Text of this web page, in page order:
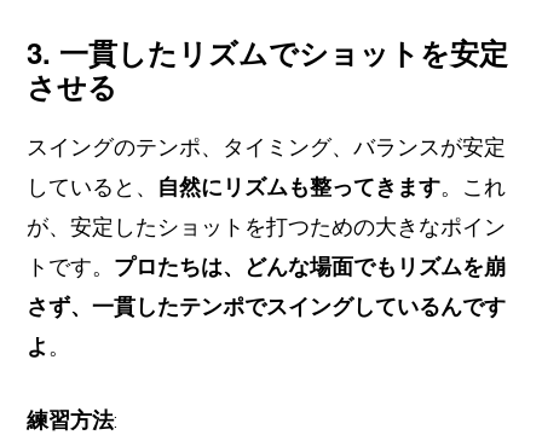
3. 一貫したリズムでショットを安定
させる
スイングのテンポ、タイミング、バランスが安定
していると、 自然にリズムも整ってきます。これ
が、安定したショットを打つための大きなポイン
トです。 プロたちは、どんな場面でもリズムを崩
さず、一貫したテンポでスイングしているんです
よ。
練習方法: